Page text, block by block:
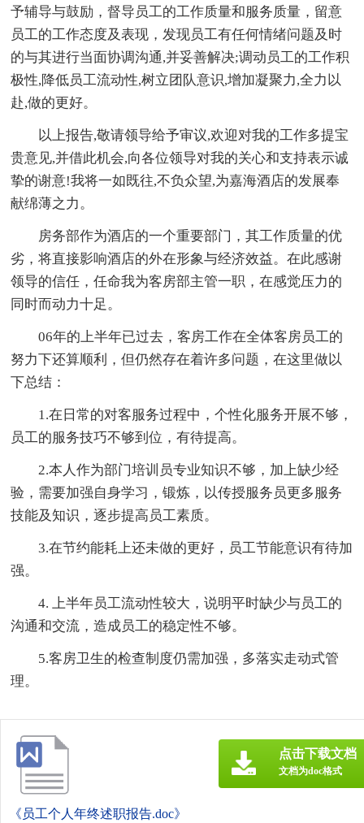
予辅导与鼓励，督导员工的工作质量和服务质量，留意
员工的工作态度及表现，发现员工有任何情绪问题及时
的与其进行当面协调沟通,并妥善解决;调动员工的工作积
极性,降低员工流动性,树立团队意识,增加凝聚力,全力以
赴,做的更好。
以上报告,敬请领导给予审议,欢迎对我的工作多提宝
贵意见,并借此机会,向各位领导对我的关心和支持表示诚
挚的谢意!我将一如既往,不负众望,为嘉海酒店的发展奉
献绵薄之力。
房务部作为酒店的一个重要部门，其工作质量的优
劣，将直接影响酒店的外在形象与经济效益。在此感谢
领导的信任，任命我为客房部主管一职，在感觉压力的
同时而动力十足。
06年的上半年已过去，客房工作在全体客房员工的
努力下还算顺利，但仍然存在着许多问题，在这里做以
下总结：
1.在日常的对客服务过程中，个性化服务开展不够，
员工的服务技巧不够到位，有待提高。
2.本人作为部门培训员专业知识不够，加上缺少经
验，需要加强自身学习，锻炼，以传授服务员更多服务
技能及知识，逐步提高员工素质。
3.在节约能耗上还未做的更好，员工节能意识有待加
强。
4. 上半年员工流动性较大，说明平时缺少与员工的
沟通和交流，造成员工的稳定性不够。
5.客房卫生的检查制度仍需加强，多落实走动式管
理。
《员工个人年终述职报告.doc》
点击下载文档
文档为doc格式